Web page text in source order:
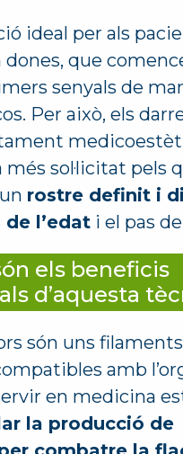
ideal per als
que
senyals de
Per això, els
més sol·licitat pels
rostre definit i
l’edat i el pas
els beneficis
d’aquesta
són uns
amb
en medicina
la producció de